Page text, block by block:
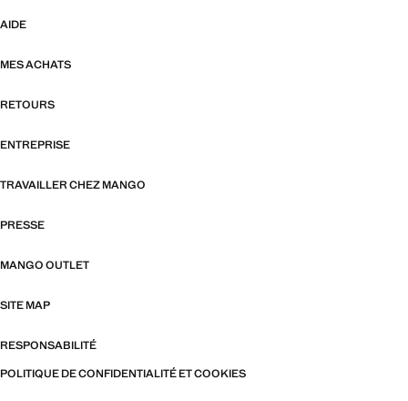
AIDE
MES ACHATS
RETOURS
ENTREPRISE
TRAVAILLER CHEZ MANGO
PRESSE
MANGO OUTLET
SITE MAP
RESPONSABILITÉ
POLITIQUE DE CONFIDENTIALITÉ ET COOKIES